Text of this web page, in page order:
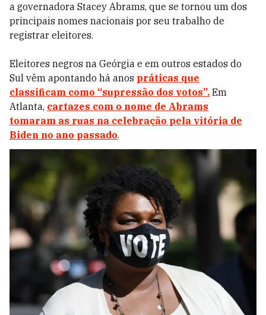
a governadora Stacey Abrams, que se tornou um dos
principais nomes nacionais por seu trabalho de
registrar eleitores.
Eleitores negros na Geórgia e em outros estados do
Sul vêm apontando há anos práticas que
classificam como “supressão dos votos”. Em
Atlanta, cartazes com o nome de Abrams
tomaram as ruas na celebração pela vitória de
Biden no ano passado.